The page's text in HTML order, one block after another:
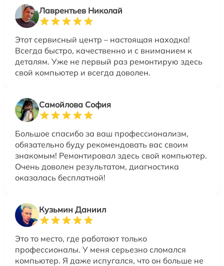
Лаврентьев Николай
Этот сервисный центр – настоящая находка!
Всегда быстро, качественно и с вниманием к
деталям. Уже не первый раз ремонтирую здесь
свой компьютер и всегда доволен.
Самойлова София
Большое спасибо за ваш профессионализм,
обязательно буду рекомендовать вас своим
знакомым! Ремонтировал здесь свой компьютер.
Очень доволен результатом, диагностика
оказалась бесплатной!
Кузьмин Даниил
Это то место, где работают только
профессионалы. У меня серьезно сломался
компьютер. Я даже испугался, что он больше не